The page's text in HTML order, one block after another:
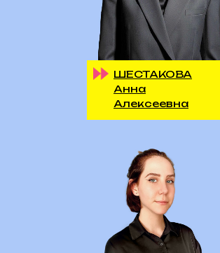
ШЕСТАКОВА
Анна
Алексеевна